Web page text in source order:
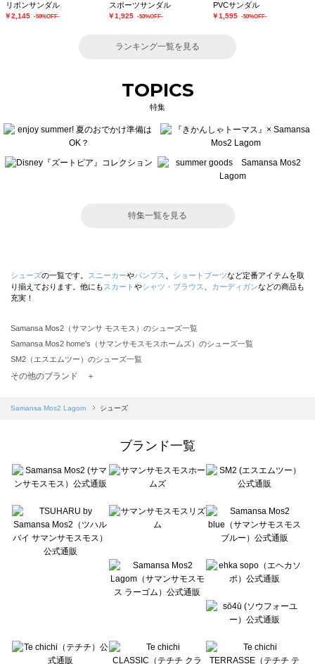
リボンサンダル
￥2,145 -50%OFF-
スポーツサンダル
￥1,925 -50%OFF-
PVCサンダル
￥1,595 -50%OFF-
ランキング一覧を見る
TOPICS
特集
特集一覧を見る
シューズの一覧です。 スニーカーやパンプス ショートブーツなど定番アイテムを取
り揃えております。他にも スカート やシャツ・ブラウス カーディガンなどの商品も
充実！
Samansa Mos2（サマンサ モスモス）のシューズ一覧
Samansa Mos2 home's（サマンサモスモスホームズ）のシューズ一覧
SM2（エスエムツー）のシューズ一覧
TSUHARU by Samansa Mos2（ツハルバイサマンサモスモス）のシューズ一覧
Samansa Mos2 blue（サマンサモスモス ブルー）のシューズ一覧
sō4ū（ソウフォーユー）のシューズ一覧
Te chichi（テチチ）のシューズ一覧
Te chichi CLASSIC（テチチ クラシック）のシューズ一覧
Lugnoncure（ルノンキュール）のシューズ一覧
BETTY'S BLUE（べティーズブルー）のシューズ一覧
Wpc.（ワールドパーティー）のシューズ一覧
その他のブランド ＋
Samansa Mos2 Lagom シューズ
ブランド一覧